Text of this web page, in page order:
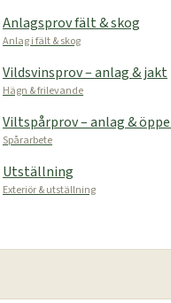
Anlagsprov fält & skog
Anlag i fält & skog
Vildsvinsprov – anlag & jakt
Hägn & frilevande
Viltspårprov – anlag &
Spårarbete
Utställning
Exteriör & utställning